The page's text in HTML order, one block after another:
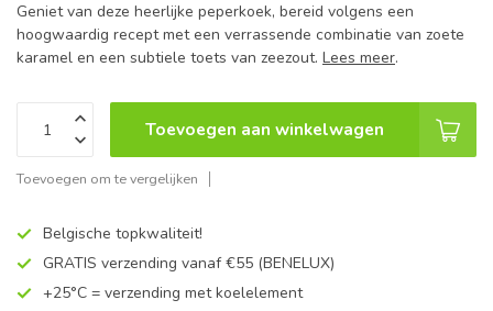
Geniet van deze heerlijke peperkoek, bereid volgens een
hoogwaardig recept met een verrassende combinatie van zoete
karamel en een subtiele toets van zeezout. Lees meer.
Toevoegen aan winkelwagen
Toevoegen om te vergelijken
Belgische topkwaliteit!
GRATIS verzending vanaf €55 (BENELUX)
+25°C = verzending met koelelement